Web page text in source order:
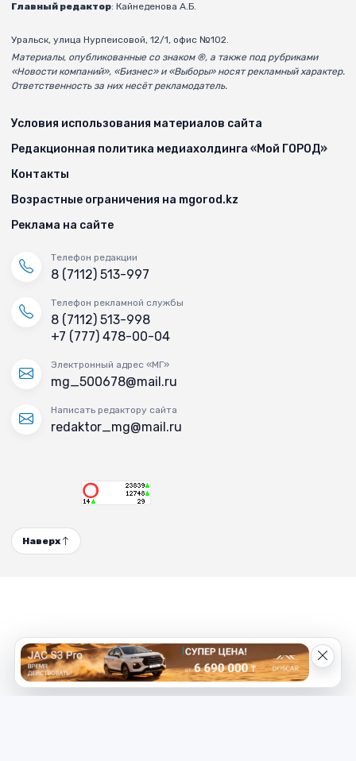
Главный редактор: Кайнеденова А.Б.
Уральск, улица Нурпеисовой, 12/1, офис №102.
Материалы, опубликованные со знаком ®, а также под рубриками
«Новости компаний», «Бизнес» и «Выборы» носят рекламный характер.
Ответственность за них несёт рекламодатель.
Условия использования материалов сайта
Редакционная политика медиахолдинга «Мой ГОРОД»
Контакты
Возрастные ограничения на mgorod.kz
Реклама на сайте
Телефон редакции
8 (7112) 513-997
Телефон рекламной службы
8 (7112) 513-998
+7 (777) 478-00-04
Электронный адрес «МГ»
mg_500678@mail.ru
Написать редактору сайта
redaktor_mg@mail.ru
Наверх